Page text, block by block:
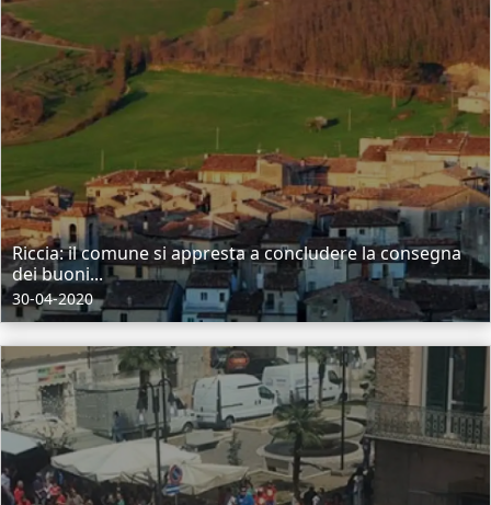
Riccia: il comune si appresta a concludere la consegna
dei buoni...
30-04-2020